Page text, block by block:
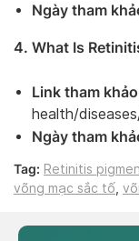
Ngày tham
4. What Is
Link tham
health/
Ngày tham
Tag: Retinitis
võng mạc sắc tố